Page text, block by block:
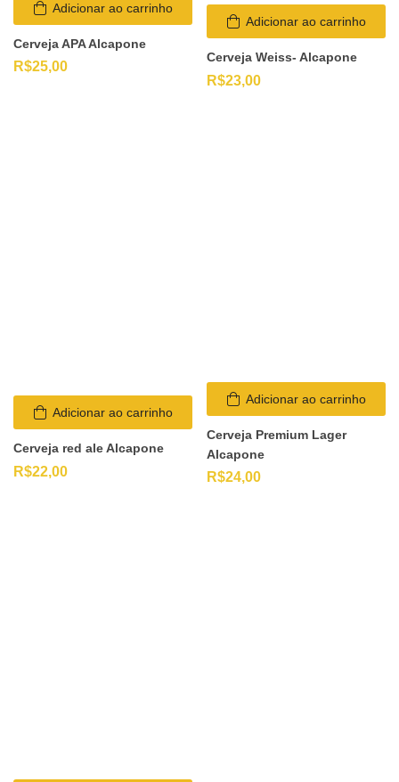
Adicionar ao carrinho
Cerveja APA Alcapone
R$25,00
Adicionar ao carrinho
Cerveja Weiss- Alcapone
R$23,00
Adicionar ao carrinho
Cerveja red ale Alcapone
R$22,00
Adicionar ao carrinho
Cerveja Premium Lager
Alcapone
R$24,00